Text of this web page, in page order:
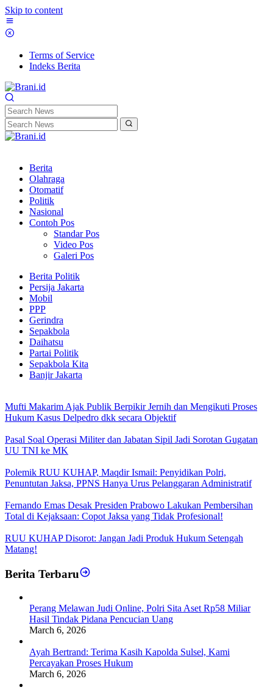
Skip to content
Terms of Service
Indeks Berita
Berita
Olahraga
Otomatif
Politik
Nasional
Contoh Pos
Standar Pos
Video Pos
Galeri Pos
Berita Politik
Persija Jakarta
Mobil
PPP
Gerindra
Sepakbola
Daihatsu
Partai Politik
Sepakbola Kita
Banjir Jakarta
Mufti Makarim Ajak Publik Berpikir Jernih dan Mengikuti Proses
Hukum Kasus Delpedro dkk secara Objektif
Pasal Soal Operasi Militer dan Jabatan Sipil Jadi Sorotan Gugatan
UU TNI ke MK
Polemik RUU KUHAP, Maqdir Ismail: Penyidikan Polri,
Penuntutan Jaksa, PPNS Hanya Urus Pelanggaran Administratif
Fernando Emas Desak Presiden Prabowo Lakukan Pembersihan
Total di Kejaksaan: Copot Jaksa yang Tidak Profesional!
RUU KUHAP Disorot: Jangan Jadi Produk Hukum Setengah
Matang!
Berita Terbaru
Perang Melawan Judi Online, Polri Sita Aset Rp58 Miliar
Hasil Tindak Pidana Pencucian Uang
March 6, 2026
Ayah Bertrand: Terima Kasih Kapolda Sulsel, Kami
Percayakan Proses Hukum
March 6, 2026